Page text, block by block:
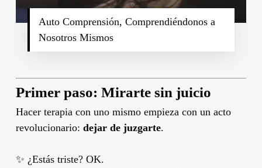
Auto Comprensión, Comprendiéndonos a
Nosotros Mismos
Primer paso: Mirarte sin juicio
Hacer terapia con uno mismo empieza con un acto
revolucionario: dejar de juzgarte.
✨ ¿Estás triste? OK.